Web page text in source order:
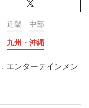
近畿 中部
九州・沖縄
, エンターテインメン